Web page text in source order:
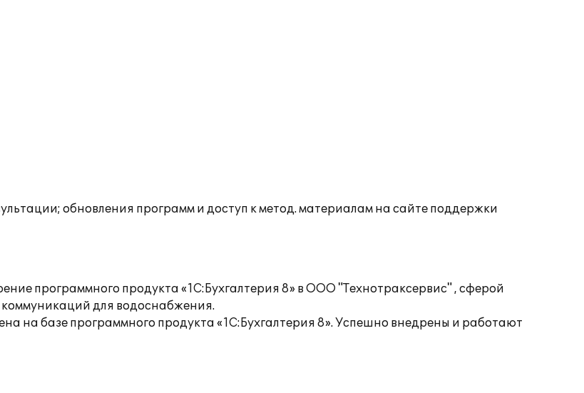
обновления программ и доступ к метод. материалам на сайте поддержки
программного продукта «1С:Бухгалтерия 8» в ООО "Технотраксервис" , сферой
коммуникаций для водоснабжения.
на базе программного продукта «1С:Бухгалтерия 8». Успешно внедрены и работают